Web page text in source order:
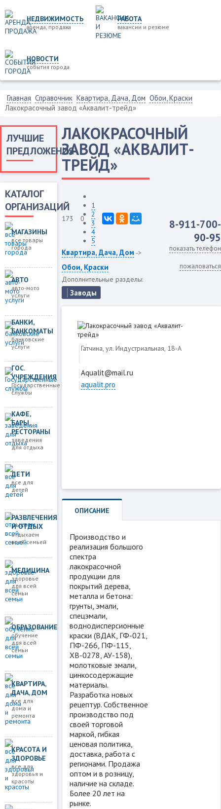
НЕДВИЖИМОСТЬ
аренда, продажа
РАБОТА
вакансии и резюме
НОВОСТИ
события города
Главная Справочник Квартира, Дача, Дом Обои, Краски
Лакокрасочный завод «Аквалит-трейд»
ЛУЧШИЕ
ПРЕДЛОЖЕНИЯ
КАТАЛОГ
ОРГАНИЗАЦИЙ
МАГАЗИНЫ
все товары
города
АВТО
авто-мото
услуги
БАНКИ,
БАНКОМАТЫ
банковские
услуги
ГОС.
УЧРЕЖДЕНИЯ
Государственные
службы
КАФЕ,
БАРЫ,
РЕСТОРАНЫ
заведения
для отдыха
ДЕТИ
все для
детей
РАЗВЛЕЧЕНИЯ
И ОТДЫХ
отдыхаем
всей семьей
МЕДИЦИНА
здоровье
для всей
семьи
ОБРАЗОВАНИЕ
обучение
для всей
семьи
КВАРТИРА,
ДАЧА, ДОМ
все для
дома и
ремонта
КРАСОТА И
ЗДОРОВЬЕ
все для
здоровья и
красоты
ЛАКОКРАСОЧНЫЙ
ЗАВОД «АКВАЛИТ-
ТРЕЙД»
173 0
1
2
3
4
5
Квартира, Дача, Дом ->
Обои, Краски
Дополнительные разделы:
Заводы
8-911-700-
90-95
показать телефон
пожаловаться
Гатчина, ул. Индустриальная, 18-А
Aqualit@mail.ru
aqualit.pro
ОПИСАНИЕ
Производство и
реализация большого
спектра
лакокрасочной
продукции для
покрытий дерева,
металла и бетона:
грунты, эмали,
спецэмали,
воднодисперсионные
краски (ВДАК, ГФ-021,
ПФ-266, ПФ-115,
ХВ-0278, АУ-158),
молотковые эмали,
цинкосодержащие
материалы.
Разработка новых
рецептур. Собственное
производство под
своей торговой
маркой, гибкая
ценовая политика,
доставка, работа с
регионами. Продажа
оптом и в розницу,
наличие на складе.
Более 20 лет на
рынке.